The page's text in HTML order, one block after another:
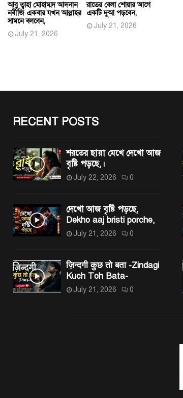
আবু ত্বাহা মোহাম্মদ আদনান
নবীজি একবার যখন আল্লাহর
সামনে বলবেন,
July 21, 2026
রাতের বেলা শোয়ার আগে
একটি দুআ পড়বেন,
July 21, 2026
RECENT POSTS
শরতের ছায়া মেখে দেখো আজ
বৃষ্টি পড়ছে,।
July 22, 2026 0
দেখো আজ বৃষ্টি পড়ছে,
Dekho aaj bristi porche,
July 21, 2026 0
ज़िन्दगी कुछ तो बता -Zindagi
Kuch Toh Bata-
July 21, 2026 0